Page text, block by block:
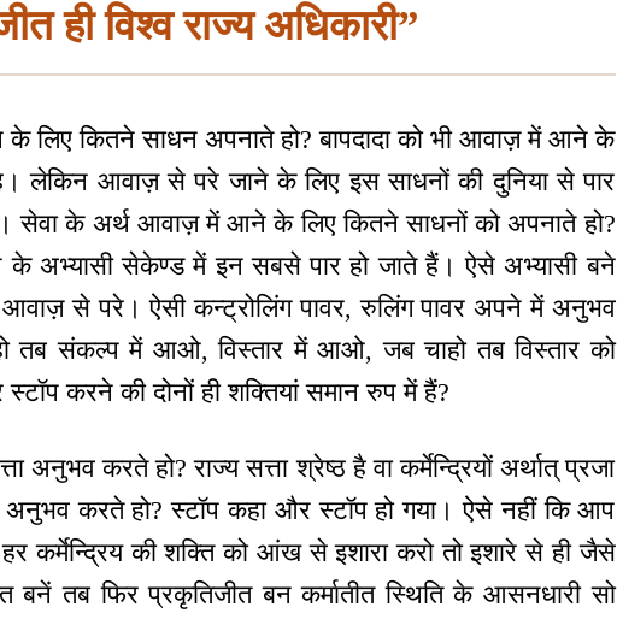
ही विश्व राज्य अधिकारी”
कितने साधन अपनाते हो? बापदादा को भी आवाज़ में आने के
लेकिन आवाज़ से परे जाने के लिए इस साधनों की दुनिया से पार
सेवा के अर्थ आवाज़ में आने के लिए कितने साधनों को अपनाते हो?
अभ्यासी सेकेण्ड में इन सबसे पार हो जाते हैं। ऐसे अभ्यासी बने
से परे। ऐसी कन्ट्रोलिंग पावर, रुलिंग पावर अपने में अनुभव
तब संकल्प में आओ, विस्तार में आओ, जब चाहो तब विस्तार को
करने की दोनों ही शक्तियां समान रुप में हैं?
अनुभव करते हो? राज्य सत्ता श्रेष्ठ है वा कर्मेन्द्रियों अर्थात् प्रजा
अनुभव करते हो? स्टॉप कहा और स्टॉप हो गया। ऐसे नहीं कि आप
कर्मेन्द्रिय की शक्ति को आंख से इशारा करो तो इशारे से ही जैसे
बनें तब फिर प्रकृतिजीत बन कर्मातीत स्थिति के आसनधारी सो